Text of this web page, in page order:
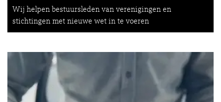
Wij helpen bestuursleden van verenigingen en
stichtingen met nieuwe wet in te voeren